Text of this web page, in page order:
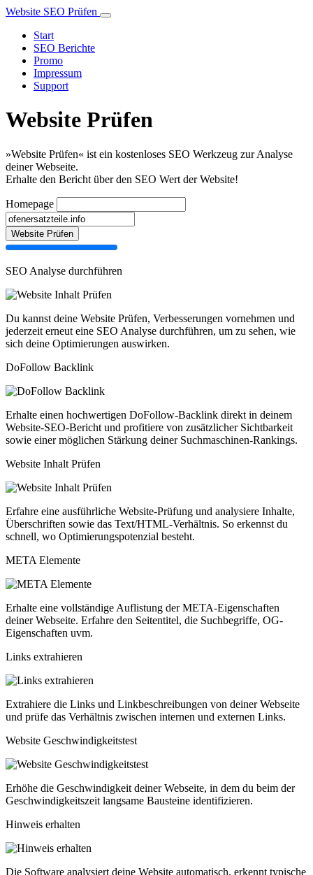
Website SEO Prüfen
Start
SEO Berichte
Promo
Impressum
Support
Website Prüfen
»Website Prüfen« ist ein kostenloses SEO Werkzeug zur Analyse
deiner Webseite.
Erhalte den Bericht über den SEO Wert der Website!
Homepage
Website Prüfen
SEO Analyse durchführen
Du kannst deine Website Prüfen, Verbesserungen vornehmen und
jederzeit erneut eine SEO Analyse durchführen, um zu sehen, wie
sich deine Optimierungen auswirken.
DoFollow Backlink
Erhalte einen hochwertigen DoFollow-Backlink direkt in deinem
Website-SEO-Bericht und profitiere von zusätzlicher Sichtbarkeit
sowie einer möglichen Stärkung deiner Suchmaschinen-Rankings.
Website Inhalt Prüfen
Erfahre eine ausführliche Website-Prüfung und analysiere Inhalte,
Überschriften sowie das Text/HTML-Verhältnis. So erkennst du
schnell, wo Optimierungspotenzial besteht.
META Elemente
Erhalte eine vollständige Auflistung der META-Eigenschaften
deiner Webseite. Erfahre den Seitentitel, die Suchbegriffe, OG-
Eigenschaften uvm.
Links extrahieren
Extrahiere die Links und Linkbeschreibungen von deiner Webseite
und prüfe das Verhältnis zwischen internen und externen Links.
Website Geschwindigkeitstest
Erhöhe die Geschwindigkeit deiner Webseite, in dem du beim der
Geschwindigkeitszeit langsame Bausteine identifizieren.
Hinweis erhalten
Die Software analysiert deine Website automatisch, erkennt typische